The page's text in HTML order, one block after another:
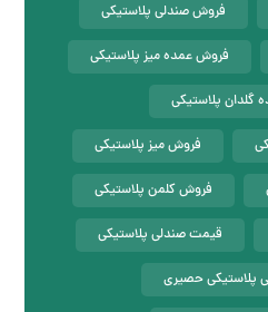
فروش صندلی پلاستیکی
فروش عمده میز پلاستیکی
گلدان پلاستیکی
فروش میز پلاستیکی
فروش کلمن پلاستیکی
قیمت صندلی پلاستیکی
پلاستیکی حصیری